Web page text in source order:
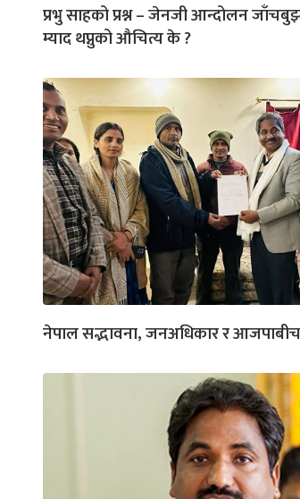
प्रभु साहको प्रश्न – जेनजी आन्दोलन
म्याद थप्नुको औचित्य के ?
नेपाल सद्भावना, जनअधिकार र